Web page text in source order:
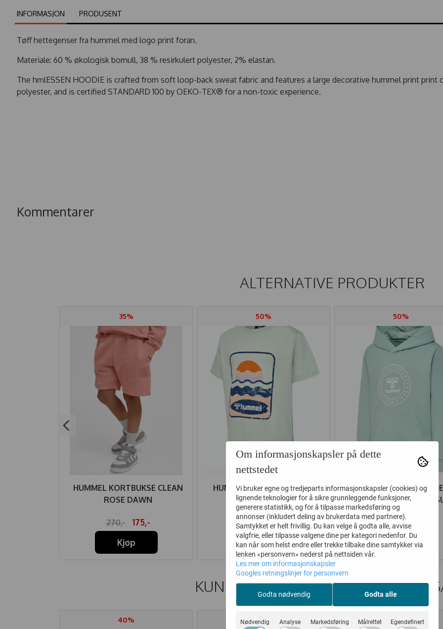
INFORMASJON PRODUSENT
Tøff hettegenser fra hummel med logo print foran.
Materiale: 60 % økologisk bomull, 38 % resirkulert polyester, 2% elastan.
The hmlESSEN HOODIE is crafted from soft loop-back sweat fabric and features a large decorative hummel print
polyester, and is certified STANDARD 100 by OEKO-TEX® for a non-toxic experience.
Kommentarer
ALTERNATIVE PRODUKTER
35%
HUMMEL KORTBUKSE CLEAN
ROSE DAWN
270,-
175,-
Kjøp
50%
HUMMEL T-SKJORTE SONNI
SURF SPRAY
300,-
150,-
Kjøp
50%
HUMMEL
CUATRO CIRCLE BLUE
430,-
215,-
Kjøp
KUNDER SOM SÅ PÅ DETTE SÅ
40% 40% 20%
Om informasjonskapsler på dette
nettstedet
Vi bruker egne og tredjeparts informasjonskapsler (cookies) og
lignende teknologier for å sikre grunnleggende funksjoner,
generere statistikk, og for å tilpasse markedsføring og
annonser (inkludert deling av brukerdata med partnere).
Samtykket er helt frivillig. Du kan velge å godta alle, avvise
valgfrie, eller tilpasse valgene dine per kategori nedenfor. Du
kan når som helst endre eller trekke tilbake dine samtykker via
lenken «personvern» nederst på nettsiden vår.
Les mer om informasjonskapsler
Googles retningslinjer for personvern
Godta nødvendig Godta alle
Nødvendig Analyse Markedsføring Målrettet Egendefinert